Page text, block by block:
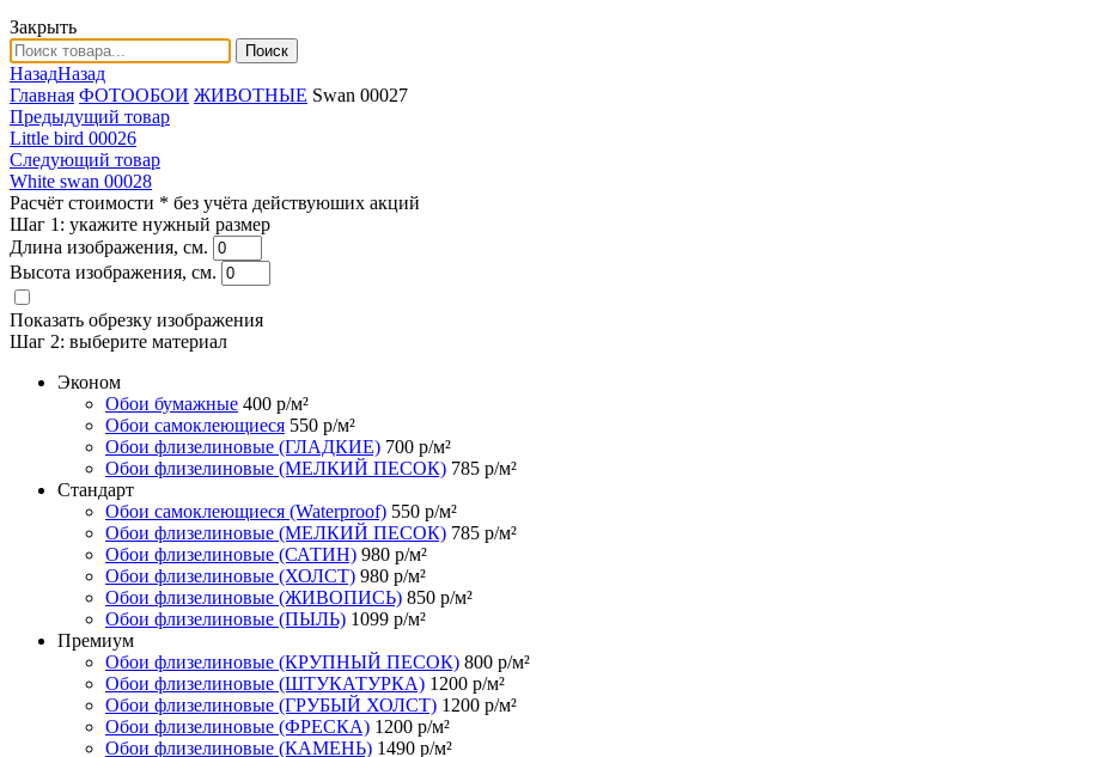
Закрыть
Поиск
НазадНазад
Главная ФОТООБОИ ЖИВОТНЫЕ Swan 00027
Предыдущий товар
Little bird 00026
Следующий товар
White swan 00028
Расчёт стоимости * без учёта действуюших акций
Шаг 1: укажите нужный размер
Длина изображения, см.
Высота изображения, см.
Показать обрезку изображения
Шаг 2: выберите материал
Эконом
Обои бумажные 400 р/м²
Обои самоклеющиеся 550 р/м²
Обои флизелиновые (ГЛАДКИЕ) 700 р/м²
Обои флизелиновые (МЕЛКИЙ ПЕСОК) 785 р/м²
Стандарт
Обои самоклеющиеся (Waterproof) 550 р/м²
Обои флизелиновые (МЕЛКИЙ ПЕСОК) 785 р/м²
Обои флизелиновые (САТИН) 980 р/м²
Обои флизелиновые (ХОЛСТ) 980 р/м²
Обои флизелиновые (ЖИВОПИСЬ) 850 р/м²
Обои флизелиновые (ПЫЛЬ) 1099 р/м²
Премиум
Обои флизелиновые (КРУПНЫЙ ПЕСОК) 800 р/м²
Обои флизелиновые (ШТУКАТУРКА) 1200 р/м²
Обои флизелиновые (ГРУБЫЙ ХОЛСТ) 1200 р/м²
Обои флизелиновые (ФРЕСКА) 1200 р/м²
Обои флизелиновые (КАМЕНЬ) 1490 р/м²